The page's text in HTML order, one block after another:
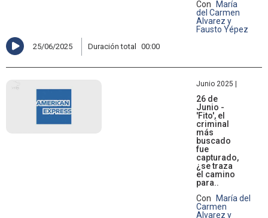
Con
María
del Carmen
Alvarez y
Fausto Yépez
25/06/2025 Duración total 00:00
Junio 2025 |
26 de
Junio -
'Fito', el
criminal
más
buscado
fue
capturado,
¿se traza
el camino
para..
Con
María del
Carmen
Alvarez y